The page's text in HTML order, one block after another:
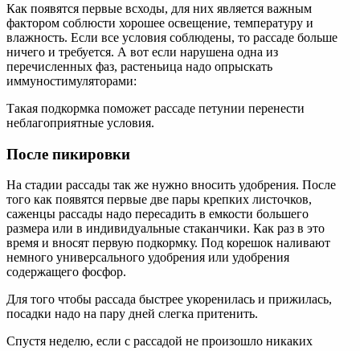
Как появятся первые всходы, для них является важным
фактором соблюсти хорошее освещение, температуру и
влажность. Если все условия соблюдены, то рассаде больше
ничего и требуется. А вот если нарушена одна из
перечисленных фаз, растеньица надо опрыскать
иммуностимуляторами:
Такая подкормка поможет рассаде петунии перенести
неблагоприятные условия.
После пикировки
На стадии рассады так же нужно вносить удобрения. После
того как появятся первые две пары крепких листочков,
саженцы рассады надо пересадить в емкости большего
размера или в индивидуальные стаканчики. Как раз в это
время и вносят первую подкормку. Под корешок наливают
немного универсального удобрения или удобрения
содержащего фосфор.
Для того чтобы рассада быстрее укоренилась и прижилась,
посадки надо на пару дней слегка притенить.
Спустя неделю, если с рассадой не произошло никаких